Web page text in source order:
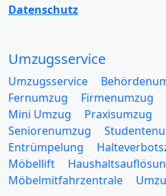
Datenschutz
Umzugsservice
Umzugsservice
Fernumzug
Firmenumzug
Mini Umzug
Praxisumzug
Seniorenumzug
Entrümpelung
Möbellift
Möbelmitfahrzentrale